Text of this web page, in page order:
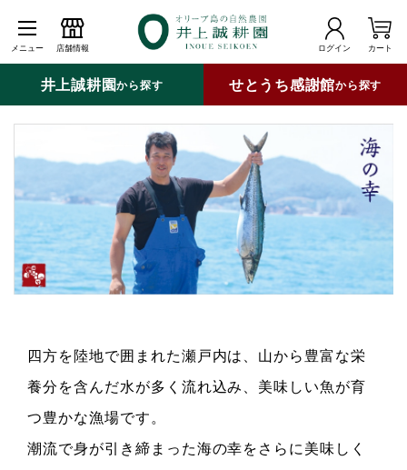
メニュー 店舗情報 ログイン カート
井上誠耕園から探す せとうち感謝館から探す
四方を陸地で囲まれた瀬戸内は、山から豊富な栄
養分を含んだ水が多く流れ込み、美味しい魚が育
つ豊かな漁場です。
潮流で身が引き締まった海の幸をさらに美味しく